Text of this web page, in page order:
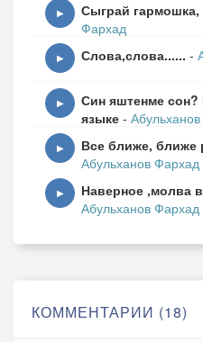
Не зря же сердце так
Болит и плачет по
И зная что судьба
Не отвлекай по
Напрасны просьбы
Во льду замерзшие
Когда ни просьбы не
▶ Сыграй гармошка,
Фархад
▶ Слова,слова...... -
▶
Син яштенме сон?
языке -
▶ Все ближе, ближе
Абульханов Фархад
▶ Наверное ,молва
Абульханов Фархад
КОММЕНТАРИИ (18)